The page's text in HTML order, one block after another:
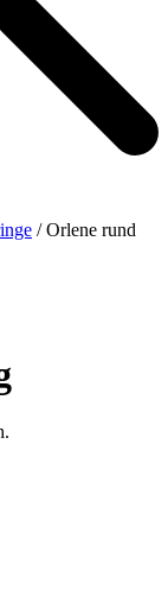
/ Orlene rund